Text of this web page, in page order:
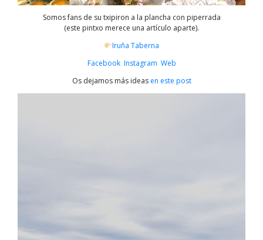
Somos fans de su txipiron a la plancha con piperrada
(este pintxo merece una artículo aparte).
Iruña Taberna
Facebook Instagram Web
Os dejamos más ideas en este post